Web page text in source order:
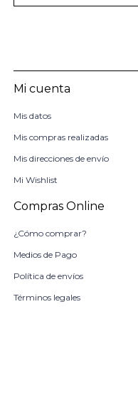
Mi cuenta
Mis datos
Mis compras realizadas
Mis direcciones de envío
Mi Wishlist
Compras Online
¿Cómo comprar?
Medios de Pago
Política de envíos
Términos legales